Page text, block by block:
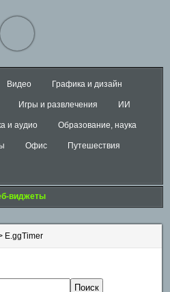
Видео Графика и дизайн
Игры и развлечения ИИ
и аудио Образование, наука
Офис Путешествия
виджеты
E.ggTimer